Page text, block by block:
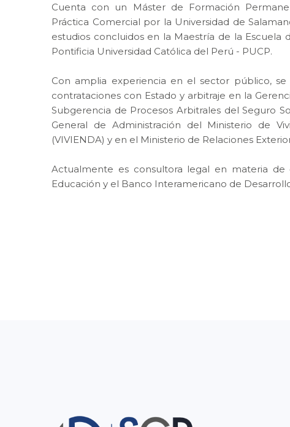
Cuenta con un Máster de Formación
Práctica Comercial por la Universidad de
estudios concluidos en la Maestría de la Escuela
Pontificia Universidad Católica del Perú - PUCP.
Con amplia experiencia en el sector público,
contrataciones con Estado y arbitraje en la
Subgerencia de Procesos Arbitrales del Seguro
General de Administración del Ministerio de
(VIVIENDA) y en el Ministerio de Relaciones
Actualmente es consultora legal en materia de
Educación y el Banco Interamericano de